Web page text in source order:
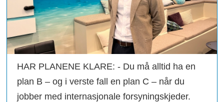
HAR PLANENE KLARE: - Du må alltid ha en
plan B – og i verste fall en plan C – når du
jobber med internasjonale forsyningskjeder.